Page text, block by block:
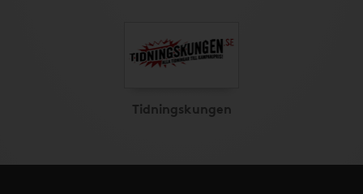
Tidningskungen